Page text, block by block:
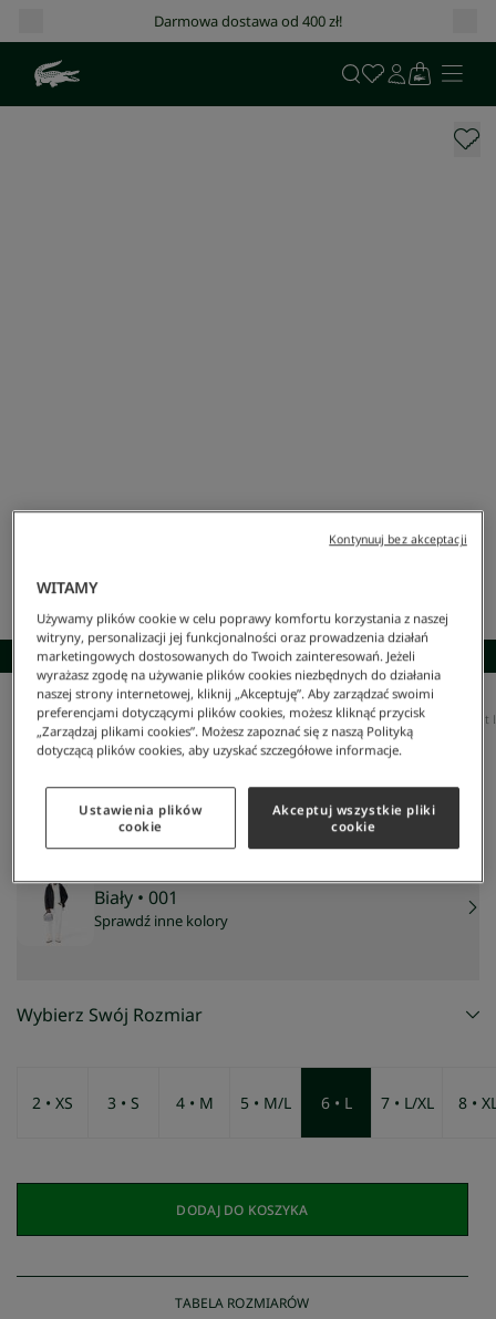
Darmowa dostawa od 400 zł!
SKOMPLETUJ STYLIZACJĘ
Lacoste/Mężczyzna/Odzież/Koszulki Polo/Koszulka Polo Z Długim Rękawem Classic Fit
Koszulka polo z długim rękawem Classic Fit L.12.12
398 zł
NAJNIŻSZA CENA Z 30 DNI: 398 zł
CENA REGULARNA: 569 zł -30%
Biały • 001
Sprawdź inne kolory
Wybierz Swój Rozmiar
2 • XS 3 • S 4 • M 5 • M/L 6 • L 7 • L/XL 8 •
DODAJ DO KOSZYKA
TABELA ROZMIARÓW
WITAMY
Używamy plików cookie w celu poprawy komfortu korzystania z naszej
witryny, personalizacji jej funkcjonalności oraz prowadzenia działań
marketingowych dostosowanych do Twoich zainteresowań. Jeżeli
wyrażasz zgodę na używanie plików cookies niezbędnych do działania
naszej strony internetowej, kliknij „Akceptuję”. Aby zarządzać swoimi
preferencjami dotyczącymi plików cookies, możesz kliknąć przycisk
„Zarządzaj plikami cookies”. Możesz zapoznać się z naszą Polityką
dotyczącą plików cookies, aby uzyskać szczegółowe informacje.
Ustawienia plików
cookie
Akceptuj wszystkie pliki
cookie
Kontynuuj bez akceptacji